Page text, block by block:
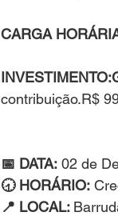
CARGA
contribuição.R$
📅 DATA: 02 de
🕣 HORÁRIO:
📍 LOCAL: